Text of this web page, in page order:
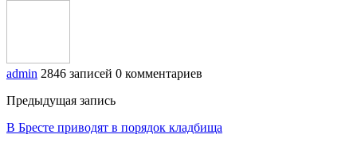
admin 2846 записей 0 комментариев
Предыдущая запись
В Бресте приводят в порядок кладбища